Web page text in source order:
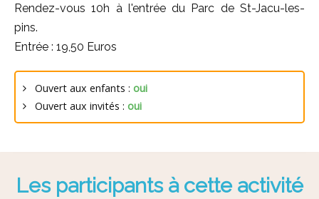
Rendez-vous 10h à l'entrée du Parc de St-Jacu-les-
pins.
Entrée : 19,50 Euros
Ouvert aux enfants : oui
Ouvert aux invités : oui
Les participants à cette activité